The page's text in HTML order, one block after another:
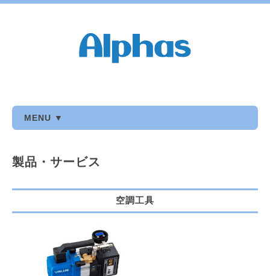
MENU ▼
製品・サービス
空調工具